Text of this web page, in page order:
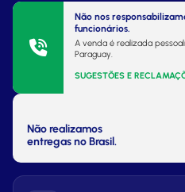
Não nos
funcionários.
A venda é realizada
Paraguay.
SUGESTÕES E
Não realizamos
entregas no Brasil.